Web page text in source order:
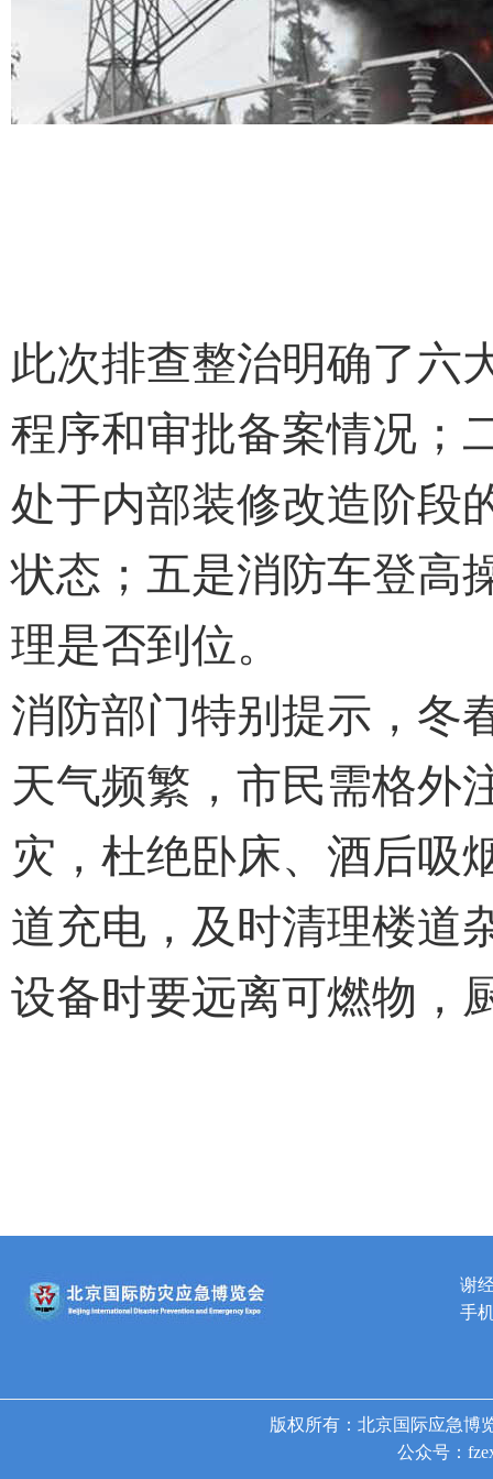
此次排查整治明确了六
程序和审批备案情况；
处于内部装修改造阶段
状态；五是消防车登高
理是否到位。
消防部门特别提示，冬
天气频繁，市民需格外
灾，杜绝卧床、酒后吸
道充电，及时清理楼道
设备时要远离可燃物，
谢
手
版权所有：北京国际应急博
公众号：